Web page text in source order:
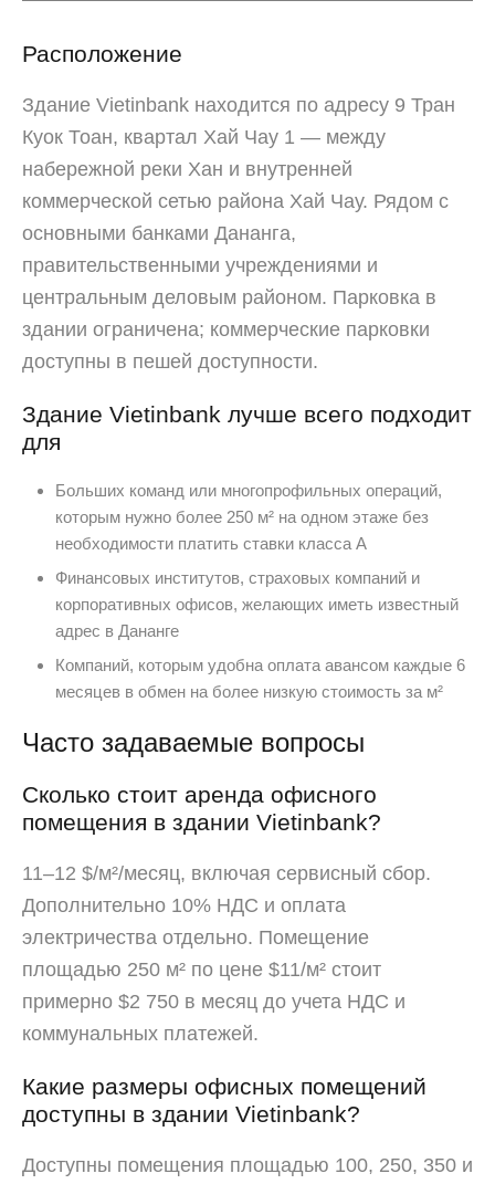
Расположение
Здание Vietinbank находится по адресу 9 Тран
Куок Тоан, квартал Хай Чау 1 — между
набережной реки Хан и внутренней
коммерческой сетью района Хай Чау. Рядом с
основными банками Дананга,
правительственными учреждениями и
центральным деловым районом. Парковка в
здании ограничена; коммерческие парковки
доступны в пешей доступности.
Здание Vietinbank лучше всего подходит
для
Больших команд или многопрофильных операций,
которым нужно более 250 м² на одном этаже без
необходимости платить ставки класса А
Финансовых институтов, страховых компаний и
корпоративных офисов, желающих иметь известный
адрес в Дананге
Компаний, которым удобна оплата авансом каждые 6
месяцев в обмен на более низкую стоимость за м²
Часто задаваемые вопросы
Сколько стоит аренда офисного
помещения в здании Vietinbank?
11–12 $/м²/месяц, включая сервисный сбор.
Дополнительно 10% НДС и оплата
электричества отдельно. Помещение
площадью 250 м² по цене $11/м² стоит
примерно $2 750 в месяц до учета НДС и
коммунальных платежей.
Какие размеры офисных помещений
доступны в здании Vietinbank?
Доступны помещения площадью 100, 250, 350 и